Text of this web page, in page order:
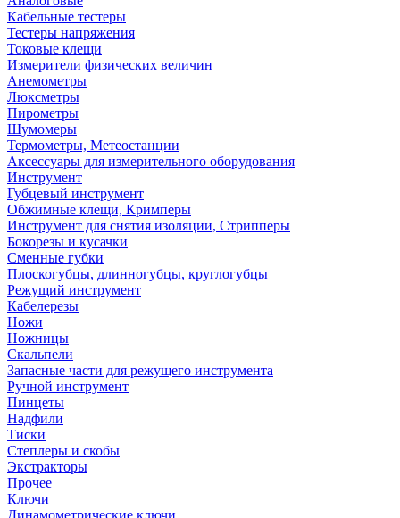
Кабельные тестеры
Тестеры напряжения
Токовые клещи
Измерители физических величин
Анемометры
Люксметры
Пирометры
Шумомеры
Термометры, Метеостанции
Аксессуары для измерительного оборудования
Инструмент
Губцевый инструмент
Обжимные клещи, Кримперы
Инструмент для снятия изоляции, Стрипперы
Бокорезы и кусачки
Сменные губки
Плоскогубцы, длинногубцы, круглогубцы
Режущий инструмент
Кабелерезы
Ножи
Ножницы
Скальпели
Запасные части для режущего инструмента
Ручной инструмент
Пинцеты
Надфили
Тиски
Степлеры и скобы
Экстракторы
Прочее
Ключи
Динамометрические ключи